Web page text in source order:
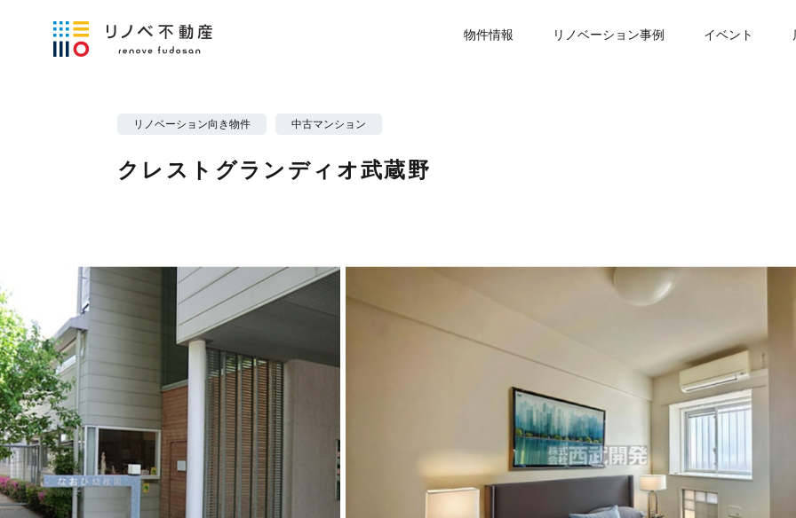
物件情報 リノベーション事例 イベント
リノベーション向き物件 中古マンション
クレストグランディオ武蔵野